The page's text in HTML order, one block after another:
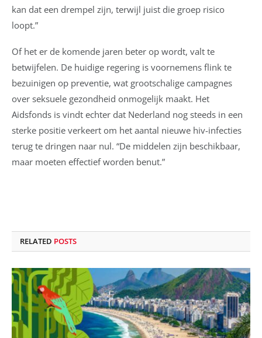
kan dat een drempel zijn, terwijl juist die groep risico
loopt.”
Of het er de komende jaren beter op wordt, valt te
betwijfelen. De huidige regering is voornemens flink te
bezuinigen op preventie, wat grootschalige campagnes
over seksuele gezondheid onmogelijk maakt. Het
Aidsfonds is vindt echter dat Nederland nog steeds in een
sterke positie verkeert om het aantal nieuwe hiv-infecties
terug te dringen naar nul. “De middelen zijn beschikbaar,
maar moeten effectief worden benut.”
RELATED POSTS